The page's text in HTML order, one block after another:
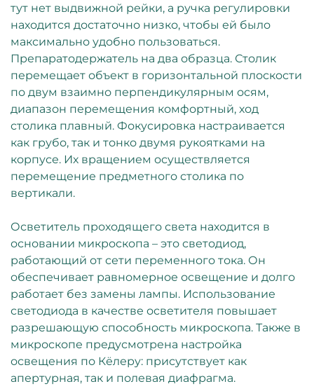
тут нет выдвижной рейки, а ручка регулировки
находится достаточно низко, чтобы ей было
максимально удобно пользоваться.
Препаратодержатель на два образца. Столик
перемещает объект в горизонтальной плоскости
по двум взаимно перпендикулярным осям,
диапазон перемещения комфортный, ход
столика плавный. Фокусировка настраивается
как грубо, так и тонко двумя рукоятками на
корпусе. Их вращением осуществляется
перемещение предметного столика по
вертикали.
Осветитель проходящего света находится в
основании микроскопа – это светодиод,
работающий от сети переменного тока. Он
обеспечивает равномерное освещение и долго
работает без замены лампы. Использование
светодиода в качестве осветителя повышает
разрешающую способность микроскопа. Также в
микроскопе предусмотрена настройка
освещения по Кёлеру: присутствует как
апертурная, так и полевая диафрагма.